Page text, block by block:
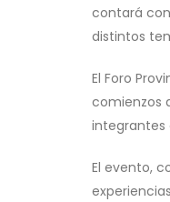
contará
distintos
El Foro
comienzos
integrantes
El evento,